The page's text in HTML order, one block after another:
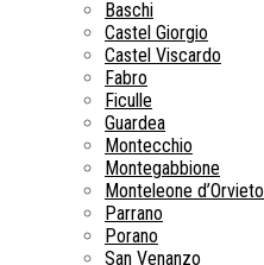
Baschi
Castel Giorgio
Castel Viscardo
Fabro
Ficulle
Guardea
Montecchio
Montegabbione
Monteleone d’Orvieto
Parrano
Porano
San Venanzo